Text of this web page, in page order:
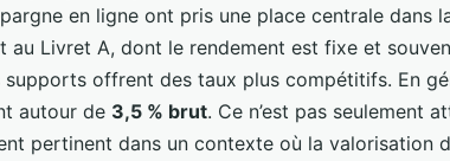
en ligne ont pris une place centrale dans
au Livret A, dont le rendement est fixe et
supports offrent des taux plus compétitifs. En
autour de 3,5 % brut. Ce n’est pas seulement
pertinent dans un contexte où la valorisation